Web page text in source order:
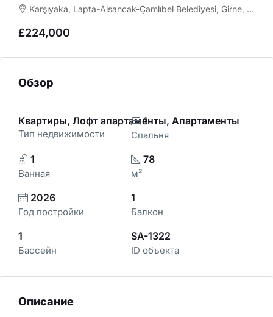
Karşıyaka, Lapta-Alsancak-Çamlıbel Belediyesi, Girne, Kuzey Kıbrıs, 99440, Κύπρος - Kıbrıs
£224,000
Обзор
Квартиры, Лофт апартаменты, Апартаменты
Тип недвижимости
1
Спальня
1
Ванная
78
м²
2026
Год постройки
1
Балкон
1
Бассейн
SA-1322
ID объекта
Описание